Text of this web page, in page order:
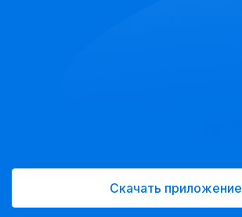
Скачать приложение